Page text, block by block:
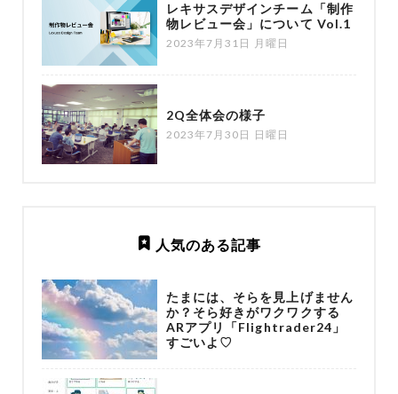
レキサスデザインチーム「制作
物レビュー会」について Vol.1
2023年7月31日 月曜日
2Q全体会の様子
2023年7月30日 日曜日
人気のある記事
たまには、そらを見上げません
か？そら好きがワクワクする
ARアプリ「Flightrader24」
すごいよ♡